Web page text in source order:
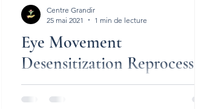
Eye Movement
Desensitization Reprocessing
Saviez-vous ce que le prince Harry est en
train de faire pourrait aussi vous faire du
Centre Grandir
25 mai 2021
1 min de lecture